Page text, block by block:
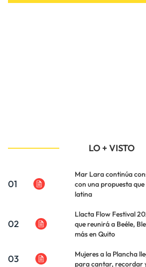
LO + VISTO
01
Mar Lara continúa
con una propuesta
latina
02
Llacta Flow Festival
que reunirá a Beéle,
más en Quito
03
Mujeres a la Plancha
para cantar, recordar